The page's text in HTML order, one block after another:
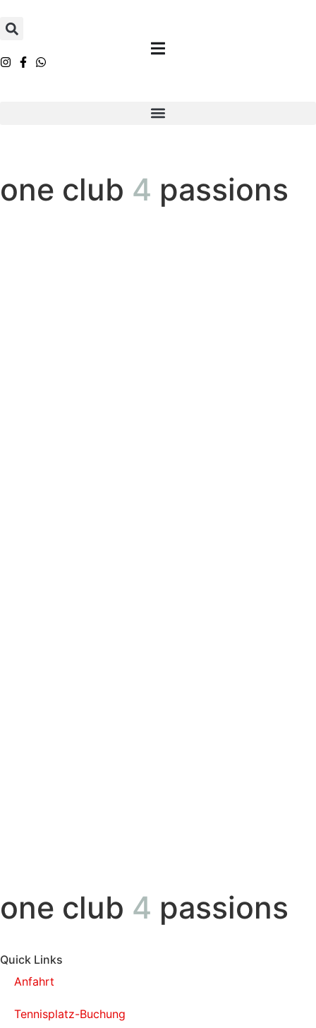
one club 4 passions
one club 4 passions
Quick Links
Anfahrt
Tennisplatz-Buchung